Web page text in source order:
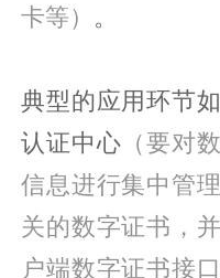
卡等） 。
典型的应用环节
认证中心 （要对
信息进行集中管
关的数字证书，
户端数字证书接